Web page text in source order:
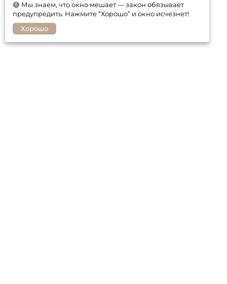
😅 Мы знаем, что окно мешает — закон обязывает
предупредить. Нажмите “Хорошо” и окно исчезнет!
Хорошо